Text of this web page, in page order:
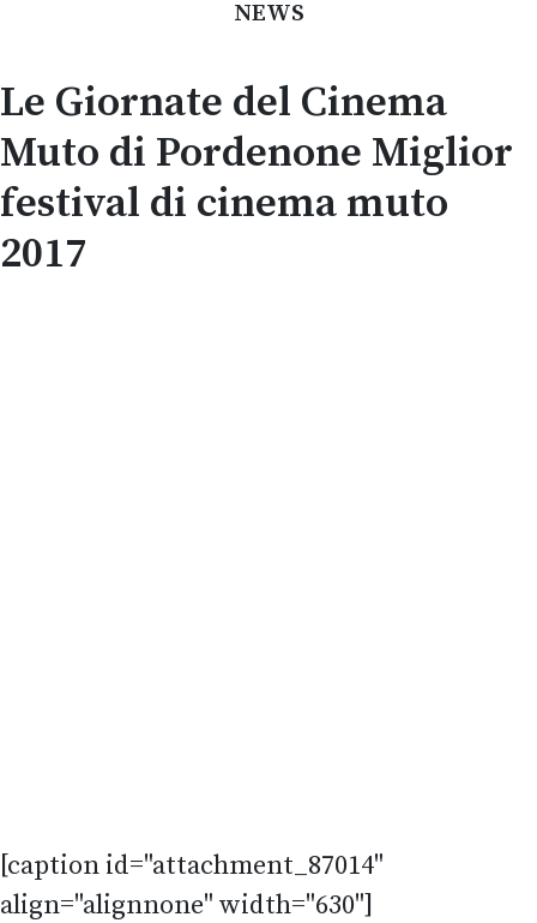
NEWS
Le Giornate del Cinema
Muto di Pordenone Miglior
festival di cinema muto
2017
[caption id="attachment_87014"
align="alignnone" width="630"]